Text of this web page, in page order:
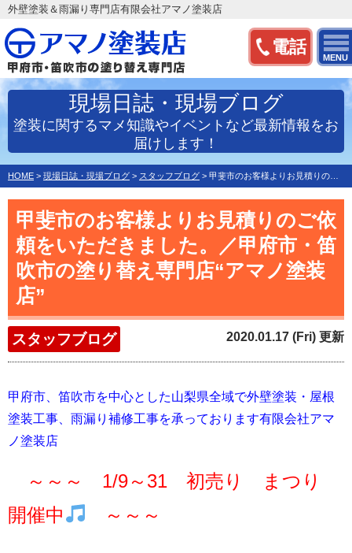
電話
MENU
外壁塗装＆雨漏り専門店有限会社アマノ塗装店
現場日誌・現場ブログ
塗装に関するマメ知識やイベントなど最新情報をお
届けします！
HOME > 現場日誌・現場ブログ > スタッフブログ > 甲斐市のお客様よりお見積りのご依頼をいただきました。／甲府…
甲斐市のお客様よりお見積りのご依
頼をいただきました。／甲府市・笛
吹市の塗り替え専門店“アマノ塗装
店”
スタッフブログ 2020.01.17 (Fri) 更新
甲府市、笛吹市を中心とした山梨県全域で外壁塗装・屋根
塗装工事、雨漏り補修工事を承っております有限会社アマ
ノ塗装店
～～～ 1/9～31 初売り まつり
開催中
～～～